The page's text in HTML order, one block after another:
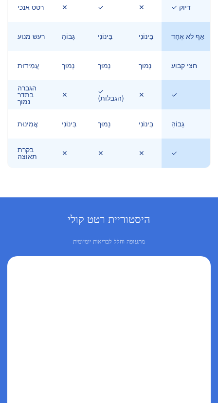
רטט אנכי ✕ ✓ ✕ ✓ דיוק
רעש מנוע גָבוֹהַ בֵּינוֹנִי בֵּינוֹנִי אַף לֹא אֶחָד
עֲמִידוּת נָמוּך נָמוּך נָמוּך חצי קבוע
הגברה
בתדר
נמוך
✕
✓
(הגבלות)
✕ ✓
אֲמִינוּת בֵּינוֹנִי נָמוּך בֵּינוֹנִי גָבוֹהַ
בקרת
תאוצה
✕ ✕ ✕ ✓
היסטוריית רטט קולי
מתעופה וחלל לבריאות יומיומית